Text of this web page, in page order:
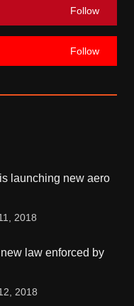
Follow
Follow
launching new aero
2018
law enforced by
2018